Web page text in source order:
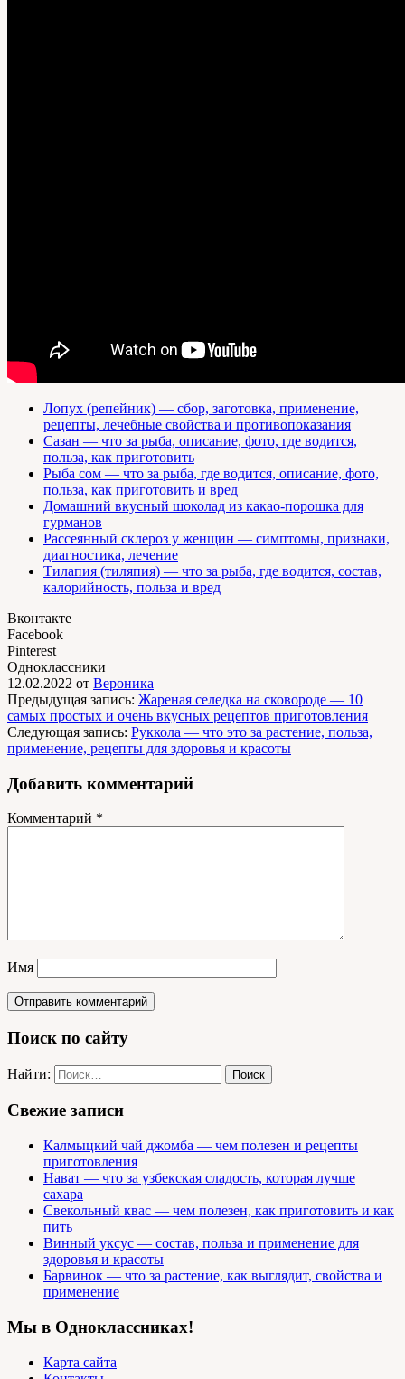
Лопух (репейник) — сбор, заготовка, применение,
рецепты, лечебные свойства и противопоказания
Сазан — что за рыба, описание, фото, где водится,
польза, как приготовить
Рыба сом — что за рыба, где водится, описание, фото,
польза, как приготовить и вред
Домашний вкусный шоколад из какао-порошка для
гурманов
Рассеянный склероз у женщин — симптомы, признаки,
диагностика, лечение
Тилапия (тиляпия) — что за рыба, где водится, состав,
калорийность, польза и вред
Вконтакте
Facebook
Pinterest
Одноклассники
12.02.2022 от Вероника
Предыдущая запись: Жареная селедка на сковороде — 10
самых простых и очень вкусных рецептов приготовления
Следующая запись: Руккола — что это за растение, польза,
применение, рецепты для здоровья и красоты
Добавить комментарий
Комментарий *
Имя
Поиск по сайту
Найти:
Свежие записи
Калмыцкий чай джомба — чем полезен и рецепты
приготовления
Нават — что за узбекская сладость, которая лучше
сахара
Свекольный квас — чем полезен, как приготовить и как
пить
Винный уксус — состав, польза и применение для
здоровья и красоты
Барвинок — что за растение, как выглядит, свойства и
применение
Мы в Одноклассниках!
Карта сайта